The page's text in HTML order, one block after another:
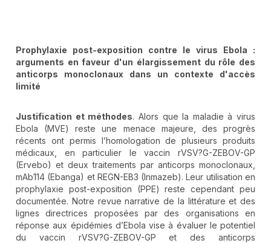
Prophylaxie post-exposition contre le virus Ebola :
arguments en faveur d'un élargissement du rôle des
anticorps monoclonaux dans un contexte d'accès
limité
Justification et méthodes. Alors que la maladie à virus
Ebola (MVE) reste une menace majeure, des progrès
récents ont permis l’homologation de plusieurs produits
médicaux, en particulier le vaccin rVSV?G-ZEBOV-GP
(Ervebo) et deux traitements par anticorps monoclonaux,
mAb114 (Ebanga) et REGN-EB3 (Inmazeb). Leur utilisation en
prophylaxie post-exposition (PPE) reste cependant peu
documentée. Notre revue narrative de la littérature et des
lignes directrices proposées par des organisations en
réponse aux épidémies d’Ebola vise à évaluer le potentiel
du vaccin rVSV?G-ZEBOV-GP et des anticorps